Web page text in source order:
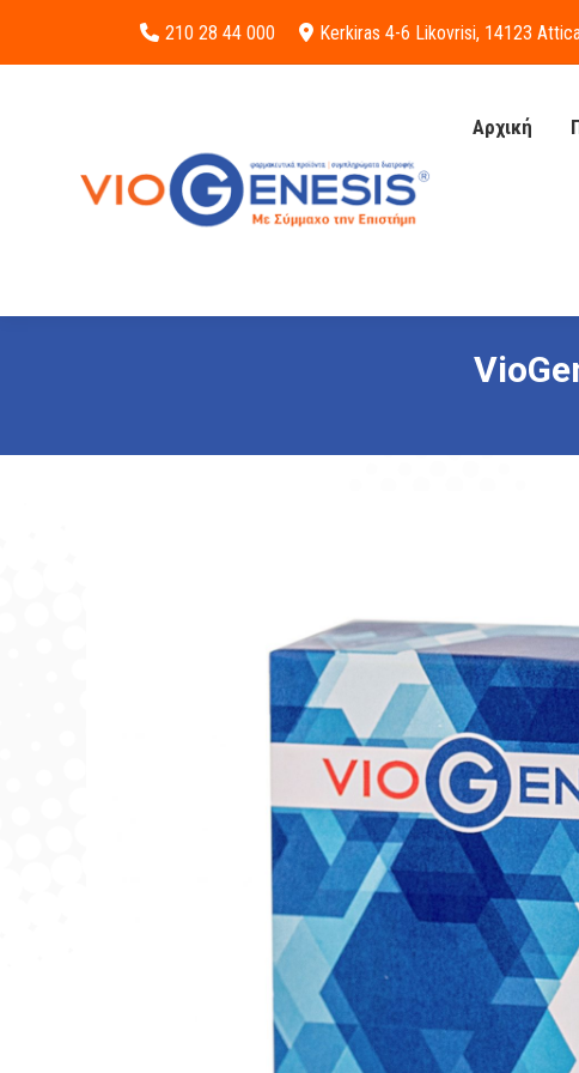
210 28 44 000 Kerkiras 4-6 Likovrisi, 14123
Αρχική